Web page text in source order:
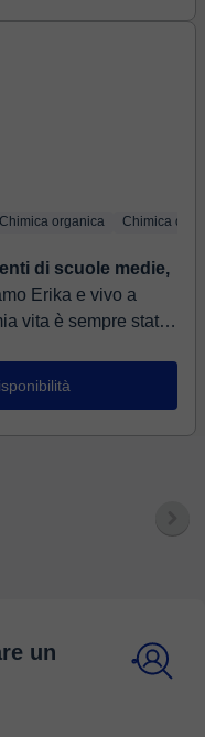
Chimica organica Chimica di
di scuole medie,
vita è sempre stata
un